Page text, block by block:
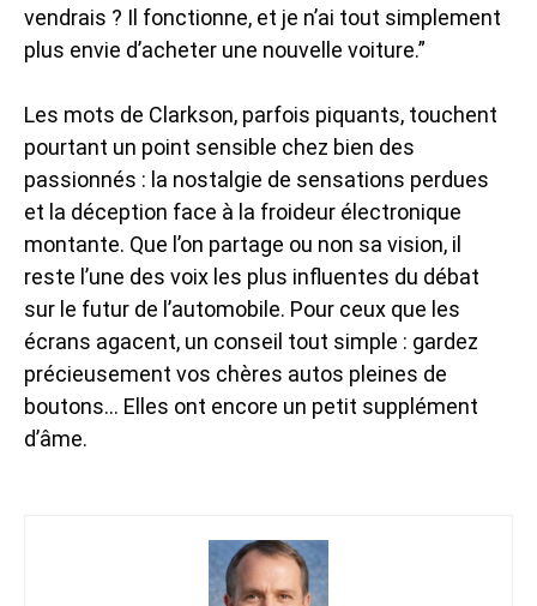
vendrais ? Il fonctionne, et je n’ai tout simplement
plus envie d’acheter une nouvelle voiture.”
Les mots de Clarkson, parfois piquants, touchent
pourtant un point sensible chez bien des
passionnés : la nostalgie de sensations perdues
et la déception face à la froideur électronique
montante. Que l’on partage ou non sa vision, il
reste l’une des voix les plus influentes du débat
sur le futur de l’automobile. Pour ceux que les
écrans agacent, un conseil tout simple : gardez
précieusement vos chères autos pleines de
boutons… Elles ont encore un petit supplément
d’âme.